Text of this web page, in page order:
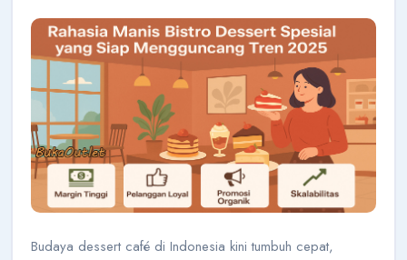
Budaya dessert café di Indonesia kini tumbuh cepat,
Halo!
Saya AI Konsultan BukaOutlet. Siap membantu
seputar kemitraan, bisnis, dan outlet.
Cara Jadi Mitra
Lihat Outlet Cek Budget